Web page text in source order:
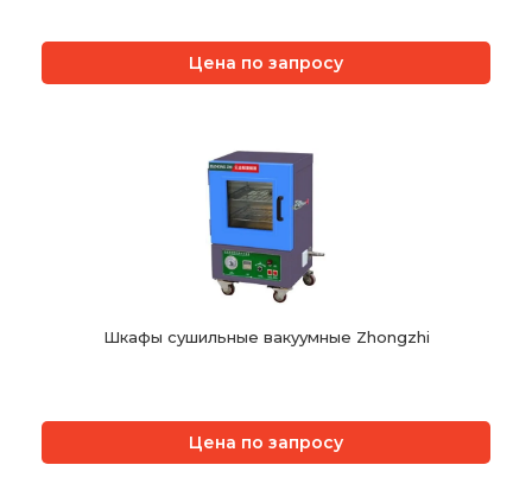
Цена по запросу
Шкафы сушильные вакуумные Zhongzhi
Цена по запросу